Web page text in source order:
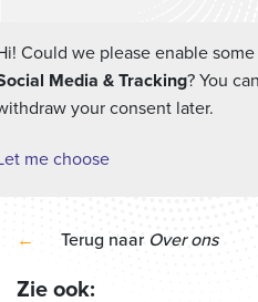
← Terug naar Over ons
Zie ook:
Could we please enable
Media & Tracking? You
your consent later.
me choose